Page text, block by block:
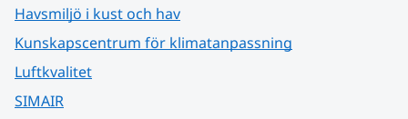
Havsmiljö i kust och hav
Kunskapscentrum för klimatanpassning
Luftkvalitet
SIMAIR